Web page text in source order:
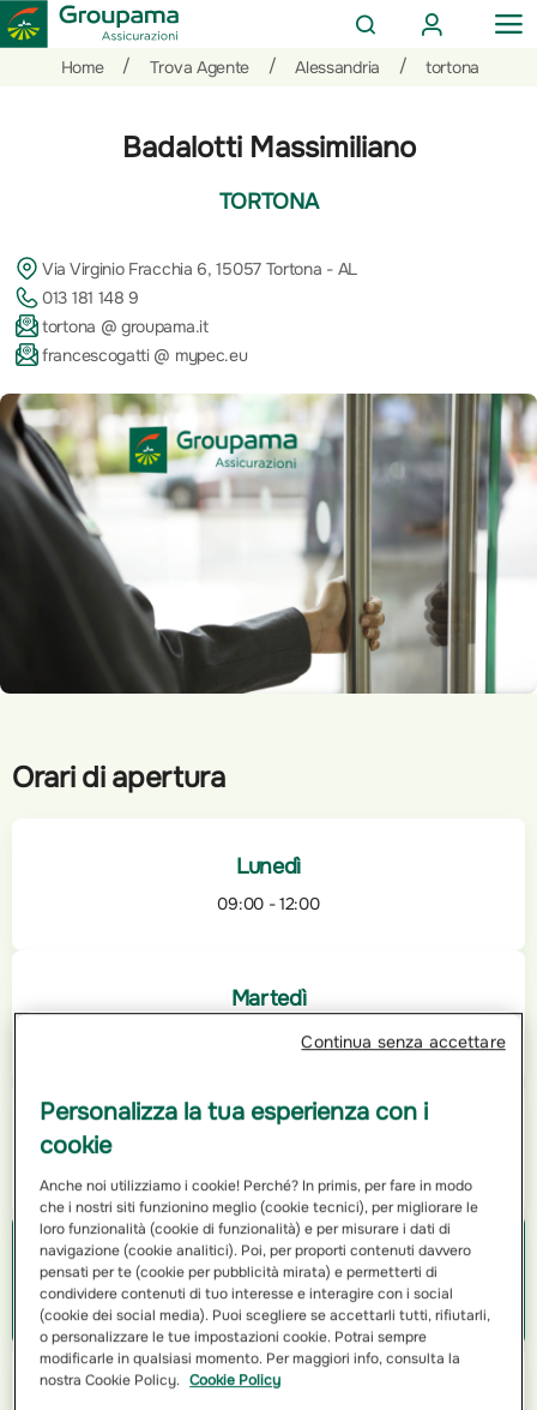
CERCA
AREA
CLIENTI
Home
/ Trova Agente / Alessandria / tortona
Badalotti Massimiliano
TORTONA
Via Virginio Fracchia 6, 15057 Tortona - AL
013 181 148 9
tortona @ groupama.it
francescogatti @ mypec.eu
Orari di apertura
Lunedì
09:00 - 12:00
Martedì
Mercoledì
Giovedì
Chiuso
Venerdì
Personalizza la tua esperienza con i
cookie
Anche noi utilizziamo i cookie! Perché? In primis, per fare in modo
che i nostri siti funzionino meglio (cookie tecnici), per migliorare le
loro funzionalità (cookie di funzionalità) e per misurare i dati di
navigazione (cookie analitici). Poi, per proporti contenuti davvero
pensati per te (cookie per pubblicità mirata) e permetterti di
condividere contenuti di tuo interesse e interagire con i social
(cookie dei social media). Puoi scegliere se accettarli tutti, rifiutarli,
o personalizzare le tue impostazioni cookie. Potrai sempre
modificarle in qualsiasi momento. Per maggiori info, consulta la
nostra Cookie Policy. Cookie Policy
Continua senza accettare